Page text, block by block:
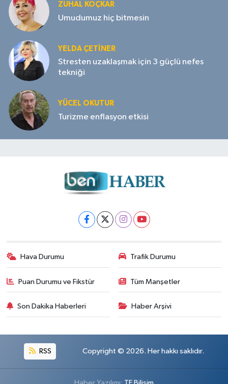
ZUHAL KOÇKAR
Umudumuz hiç bitmesin
YELDA ÇETİNER
Stresten uzaklaşmak için 3 güçlü nefes
tekniği
YÜCEL OKUTUR
Turizme enflasyon etkisi
Hava Durumu Trafik Durumu
Puan Durumu ve Fikstür Tüm Manşetler
Son Dakika Haberleri Haber Arşivi
RSS Copyright © 2026. Her hakkı saklıdır.